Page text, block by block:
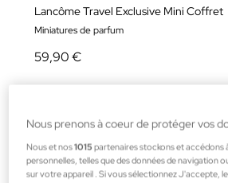
Lancôme Travel Exclusive Mini Coffret
Miniatures de parfum
59,90 €
Nous prenons à coeur de protéger vos
Nous et nos1015 partenaires stockons et accédons
personnelles, telles que des données de navigation
sur votre appareil . Si vous sélectionnez J'accepte,